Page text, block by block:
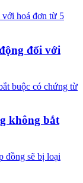
đối với
không bắt